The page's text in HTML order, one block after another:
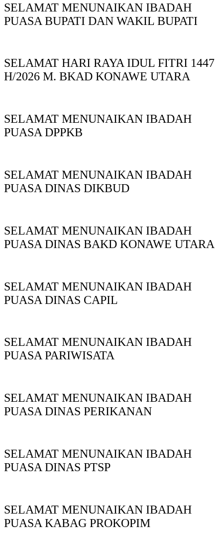
SELAMAT MENUNAIKAN IBADAH
PUASA BUPATI DAN WAKIL BUPATI
SELAMAT HARI RAYA IDUL FITRI 1447
H/2026 M. BKAD KONAWE UTARA
SELAMAT MENUNAIKAN IBADAH
PUASA DPPKB
SELAMAT MENUNAIKAN IBADAH
PUASA DINAS DIKBUD
SELAMAT MENUNAIKAN IBADAH
PUASA DINAS BAKD KONAWE UTARA
SELAMAT MENUNAIKAN IBADAH
PUASA DINAS CAPIL
SELAMAT MENUNAIKAN IBADAH
PUASA PARIWISATA
SELAMAT MENUNAIKAN IBADAH
PUASA DINAS PERIKANAN
SELAMAT MENUNAIKAN IBADAH
PUASA DINAS PTSP
SELAMAT MENUNAIKAN IBADAH
PUASA KABAG PROKOPIM